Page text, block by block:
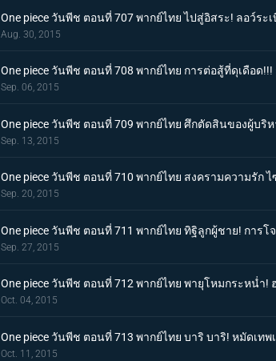
One piece วันพีช ตอนที่ 707 พากย์ไทย ไปสู่อิสระ! ลอว์ระ
Aug. 30, 2015
One piece วันพีช ตอนที่ 708 พากย์ไทย การต่อสู้ที่ดุเดือด
Sep. 06, 2015
One piece วันพีช ตอนที่ 709 พากย์ไทย ศึกตัดสินของผู้บริ
Sep. 13, 2015
One piece วันพีช ตอนที่ 710 พากย์ไทย สงครามความรัก
Sep. 20, 2015
One piece วันพีช ตอนที่ 711 พากย์ไทย ทิฐิลูกผู้ชาย! การ
Sep. 27, 2015
One piece วันพีช ตอนที่ 712 พากย์ไทย พายุโหมกระหน่ำ!
Oct. 04, 2015
One piece วันพีช ตอนที่ 713 พากย์ไทย บาริ บาริ! หมัดเทพ
Oct. 11, 2015